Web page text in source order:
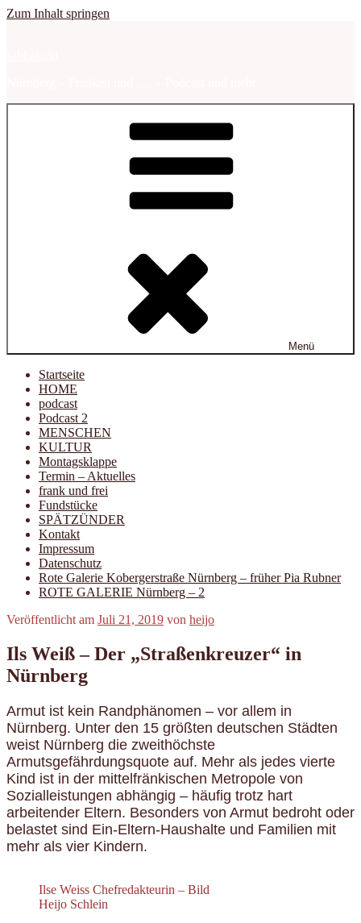
Zum Inhalt springen
Menü
Startseite
HOME
podcast
Podcast 2
MENSCHEN
KULTUR
Montagsklappe
Termin – Aktuelles
frank und frei
Fundstücke
SPÄTZÜNDER
Kontakt
Impressum
Datenschutz
Rote Galerie Kobergerstraße Nürnberg – früher Pia Rubner
ROTE GALERIE Nürnberg – 2
Veröffentlicht am Juli 21, 2019 von heijo
Ils Weiß – Der „Straßenkreuzer“ in
Nürnberg
Armut ist kein Randphänomen – vor allem in
Nürnberg. Unter den 15 größten deutschen Städten
weist Nürnberg die zweithöchste
Armutsgefährdungsquote auf. Mehr als jedes vierte
Kind ist in der mittelfränkischen Metropole von
Sozialleistungen abhängig – häufig trotz hart
arbeitender Eltern. Besonders von Armut bedroht oder
belastet sind Ein-Eltern-Haushalte und Familien mit
mehr als vier Kindern.
Ilse Weiss Chefredakteurin – Bild
Heijo Schlein